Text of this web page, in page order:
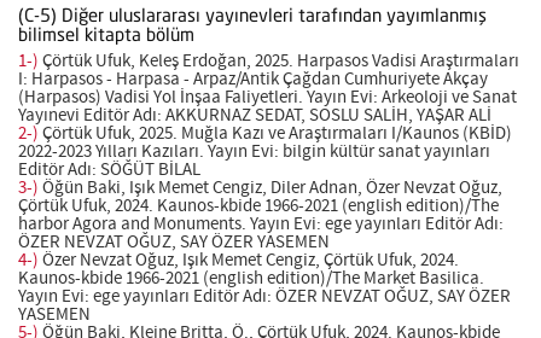
(C-5) Diğer uluslararası yayınevleri tarafından yayımlanmış
bilimsel kitapta bölüm
1-) Çörtük Ufuk, Keleş Erdoğan, 2025. Harpasos Vadisi Araştırmaları
I: Harpasos - Harpasa - Arpaz/Antik Çağdan Cumhuriyete Akçay
(Harpasos) Vadisi Yol İnşaa Faliyetleri. Yayın Evi: Arkeoloji ve Sanat
Yayınevi Editör Adı: AKKURNAZ SEDAT, SOSLU SALİH, YAŞAR ALİ
2-) Çörtük Ufuk, 2025. Muğla Kazı ve Araştırmaları I/Kaunos (KBİD)
2022-2023 Yılları Kazıları. Yayın Evi: bilgin kültür sanat yayınları
Editör Adı: SÖĞÜT BİLAL
3-) Öğün Baki, Işık Memet Cengiz, Diler Adnan, Özer Nevzat Oğuz,
Çörtük Ufuk, 2024. Kaunos-kbide 1966-2021 (english edition)/The
harbor Agora and Monuments. Yayın Evi: ege yayınları Editör Adı:
ÖZER NEVZAT OĞUZ, SAY ÖZER YASEMEN
4-) Özer Nevzat Oğuz, Işık Memet Cengiz, Çörtük Ufuk, 2024.
Kaunos-kbide 1966-2021 (english edition)/The Market Basilica.
Yayın Evi: ege yayınları Editör Adı: ÖZER NEVZAT OĞUZ, SAY ÖZER
YASEMEN
5-) Öğün Baki, Kleine Britta, Ö., Çörtük Ufuk, 2024. Kaunos-kbide